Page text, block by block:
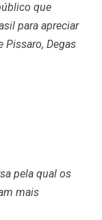
que
para apreciar
Pissaro, Degas
pela qual os
mais